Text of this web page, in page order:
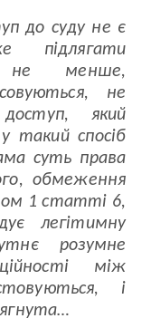
до суду не є
підлягати
не менше,
не
який
такий спосіб
суть права
обмеження
1 статті 6,
легітимну
розумне
між
і